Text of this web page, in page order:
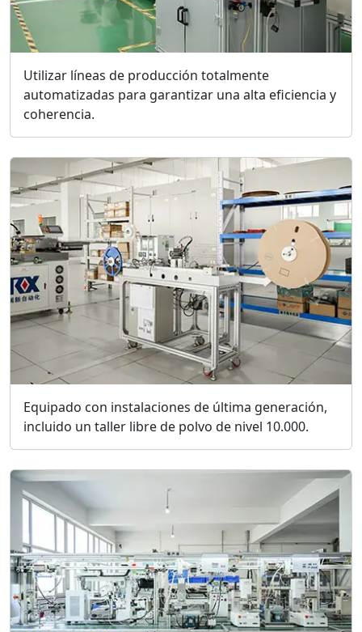
Utilizar líneas de producción totalmente
automatizadas para garantizar una alta eficiencia y
coherencia.
Equipado con instalaciones de última generación,
incluido un taller libre de polvo de nivel 10.000.